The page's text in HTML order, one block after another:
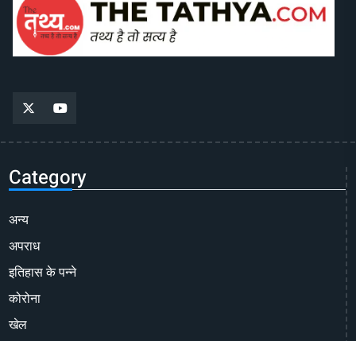
Category
अन्य
अपराध
इतिहास के पन्ने
कोरोना
खेल